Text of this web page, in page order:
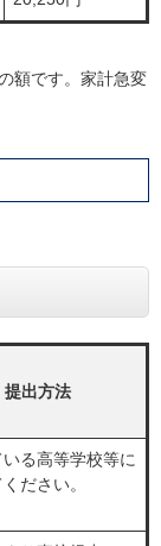
額です。家計急変
提出方法
る高等学校等に
ださい。